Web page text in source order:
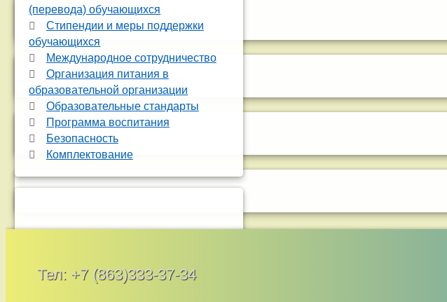
(перевода) обучающихся
Стипендии и меры поддержки
обучающихся
Международное сотрудничество
Организация питания в
образовательной организации
Образовательные стандарты
Программа воспитания
Безопасность
Комплектование
АВГУСТ 2026
Тел: +7 (863)333-37-34